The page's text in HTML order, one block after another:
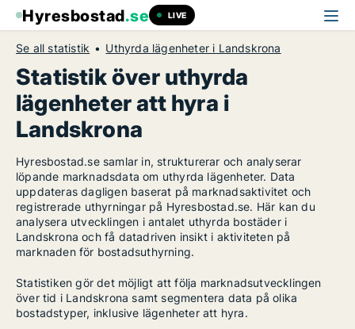
Hyresbostad.se LIVE
Se all statistik Uthyrda lägenheter i Landskrona
Statistik över uthyrda
lägenheter att hyra i
Landskrona
Hyresbostad.se samlar in, strukturerar och analyserar
löpande marknadsdata om uthyrda lägenheter. Data
uppdateras dagligen baserat på marknadsaktivitet och
registrerade uthyrningar på Hyresbostad.se. Här kan du
analysera utvecklingen i antalet uthyrda bostäder i
Landskrona och få datadriven insikt i aktiviteten på
marknaden för bostadsuthyrning.
Statistiken gör det möjligt att följa marknadsutvecklingen
över tid i Landskrona samt segmentera data på olika
bostadstyper, inklusive lägenheter att hyra.